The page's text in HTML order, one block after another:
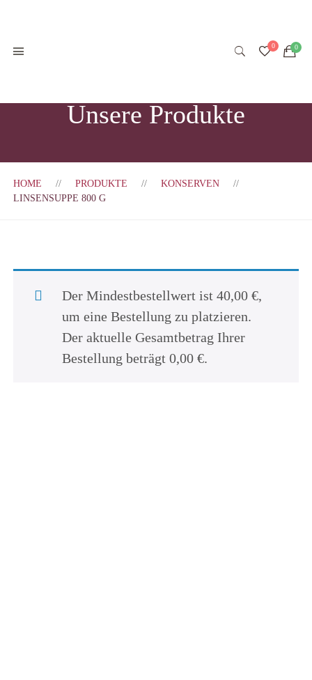
Unsere Produkte
HOME PRODUKTE
KONSERVEN
LINSENSUPPE 800 G
Der Mindestbestellwert ist40,00€,
um eine Bestellung zu platzieren.
Der aktuelle Gesamtbetrag Ihrer
Bestellung beträgt0,00€.